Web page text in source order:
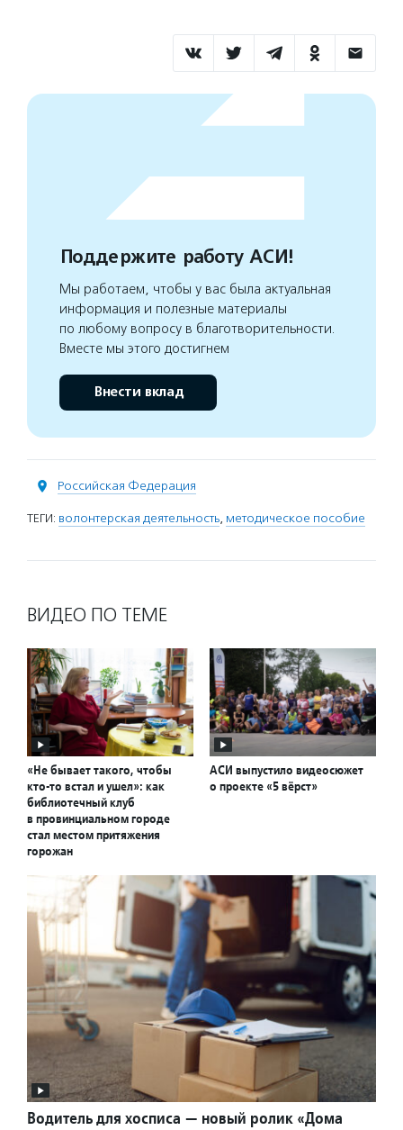
Поддержите работу АСИ!
Мы работаем, чтобы у вас была актуальная
информация и полезные материалы
по любому вопросу в благотворительности.
Вместе мы этого достигнем
Внести вклад
Российская Федерация
ТЕГИ: волонтерская деятельность, методическое пособие
ВИДЕО ПО ТЕМЕ
«Не бывает такого, чтобы
кто-то встал и ушел»: как
библиотечный клуб
в провинциальном городе
стал местом притяжения
горожан
АСИ выпустило видеосюжет
о проекте «5 вёрст»
Водитель для хосписа — новый ролик «Дома